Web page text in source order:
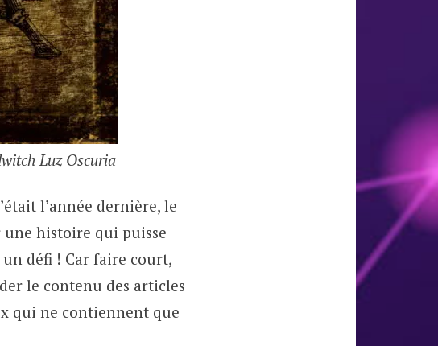
Luz Oscuria
l’année dernière, le
une histoire qui puisse
défi ! Car faire court,
le contenu des articles
qui ne contiennent que